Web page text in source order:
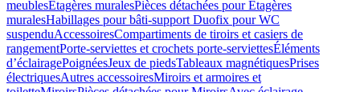
meublesÉtagères muralesPièces détachées pour Étagères
muralesHabillages pour bâti-support Duofix pour WC
suspenduAccessoiresCompartiments de tiroirs et casiers de
rangementPorte-serviettes et crochets porte-serviettesÉléments
d’éclairagePoignéesJeux de piedsTableaux magnétiquesPrises
électriquesAutres accessoiresMiroirs et armoires et